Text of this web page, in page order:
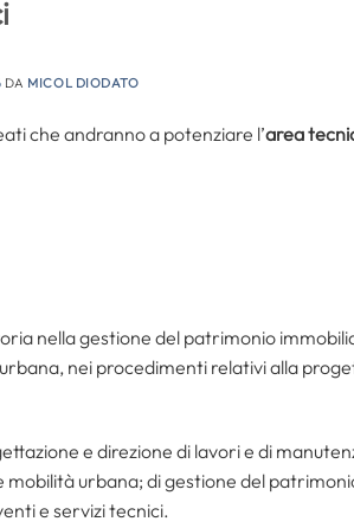
DA MICOL DIODATO
che andranno a potenziare l’area
nella gestione del patrimonio
nei procedimenti relativi alla
e direzione di lavori e di
urbana; di gestione del
e servizi tecnici.